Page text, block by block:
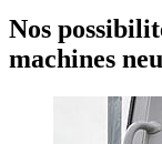
Nos
machines